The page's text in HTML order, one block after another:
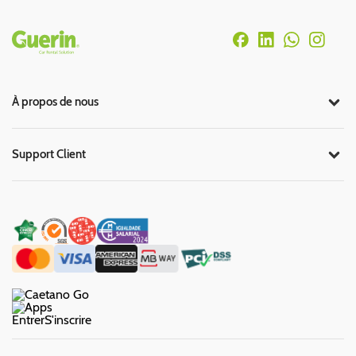
Rodapé
À propos de nous
Support Client
EntrerS'inscrire